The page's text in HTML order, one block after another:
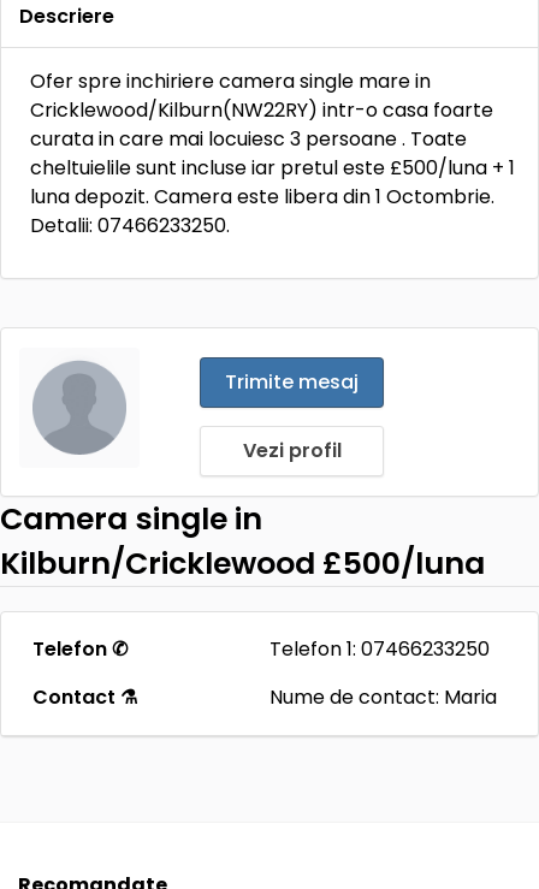
Descriere
Ofer spre inchiriere camera single mare in
Cricklewood/Kilburn(NW22RY) intr-o casa foarte
curata in care mai locuiesc 3 persoane . Toate
cheltuielile sunt incluse iar pretul este £500/luna + 1
luna depozit. Camera este libera din 1 Octombrie.
Detalii: 07466233250.
Trimite mesaj
Vezi profil
Camera single in
Kilburn/Cricklewood £500/luna
Telefon ✆
Telefon 1: 07466233250
Contact ⚗
Nume de contact: Maria